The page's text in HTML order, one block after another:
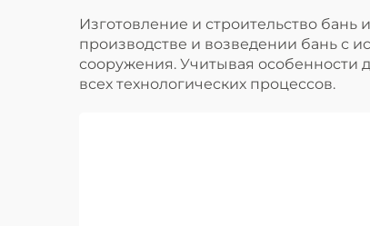
Изготовление и строительство
производстве и возведении бань с
сооружения. Учитывая особенности
всех технологических процессов.